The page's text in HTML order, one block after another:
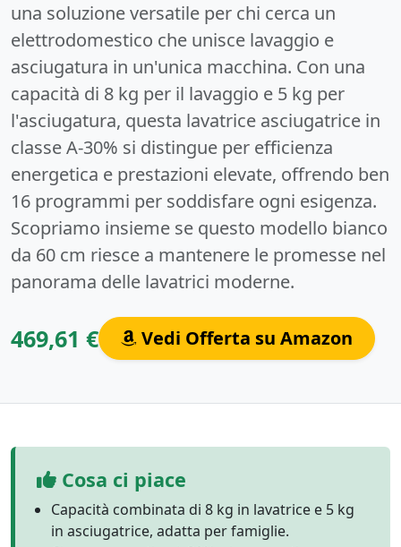
una soluzione versatile per chi cerca un
elettrodomestico che unisce lavaggio e
asciugatura in un'unica macchina. Con una
capacità di 8 kg per il lavaggio e 5 kg per
l'asciugatura, questa lavatrice asciugatrice in
classe A-30% si distingue per efficienza
energetica e prestazioni elevate, offrendo ben
16 programmi per soddisfare ogni esigenza.
Scopriamo insieme se questo modello bianco
da 60 cm riesce a mantenere le promesse nel
panorama delle lavatrici moderne.
469,61 € Vedi Offerta su Amazon
Cosa ci piace
Capacità combinata di 8 kg in lavatrice e 5 kg
in asciugatrice, adatta per famiglie.